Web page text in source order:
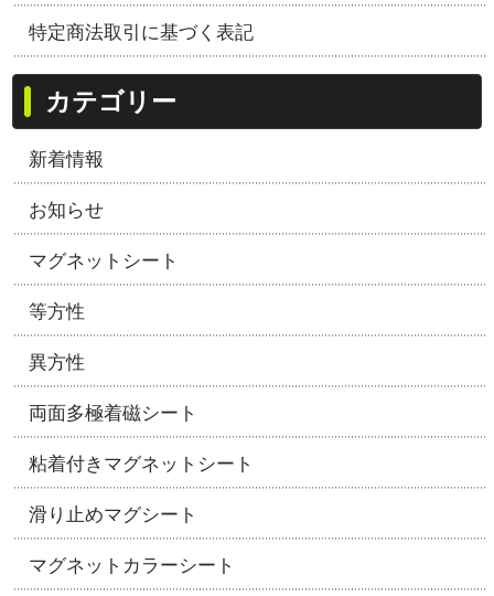
特定商法取引に基づく表記
カテゴリー
新着情報
お知らせ
マグネットシート
等方性
異方性
両面多極着磁シート
粘着付きマグネットシート
滑り止めマグシート
マグネットカラーシート